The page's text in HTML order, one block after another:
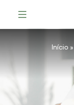
Início »